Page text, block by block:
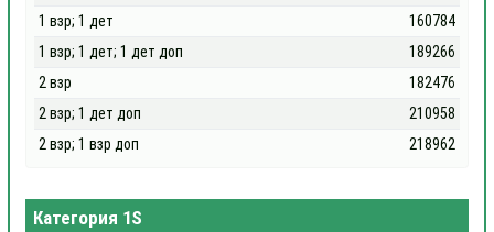
1 взр; 1 дет
160784
1 взр; 1 дет; 1 дет доп
189266
2 взр
182476
2 взр; 1 дет доп
210958
2 взр; 1 взр доп
218962
Категория 1S